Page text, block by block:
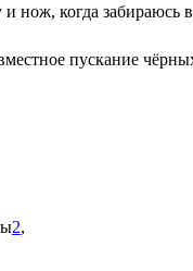
нож, когда забираюсь в
пускание
2,